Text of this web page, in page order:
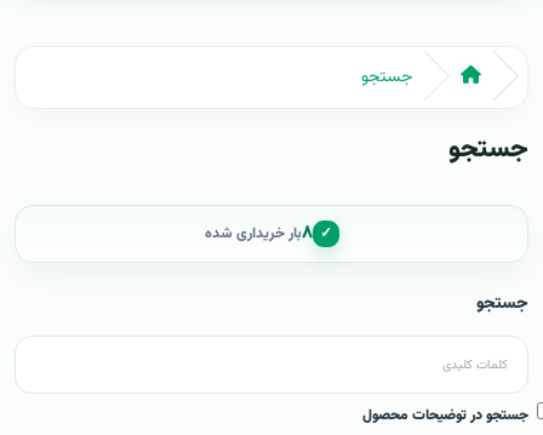
جستجو
جستجو
✓ ۸بار خریداری شده
جستجو
جستجو در توضیحات محصول